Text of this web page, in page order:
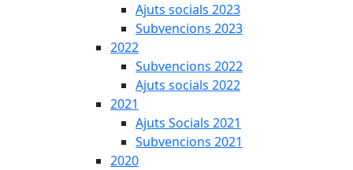
Ajuts socials 2023
Subvencions 2023
2022
Subvencions 2022
Ajuts socials 2022
2021
Ajuts Socials 2021
Subvencions 2021
2020